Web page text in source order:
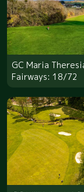
GC Maria
Fairways: 18/72